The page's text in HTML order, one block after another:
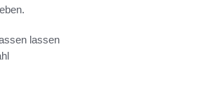
lassen